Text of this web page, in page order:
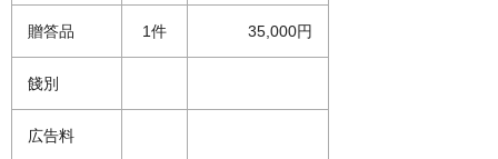
贈答品 1件 35,000円
餞別
広告料